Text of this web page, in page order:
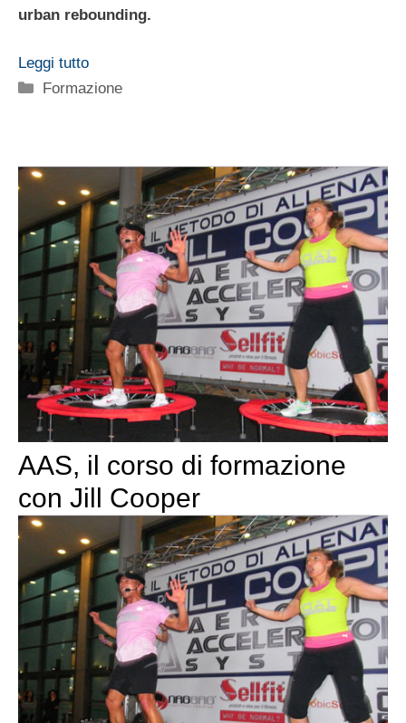
urban rebounding.
Leggi tutto
Categorie
Formazione
AAS, il corso di formazione
con Jill Cooper